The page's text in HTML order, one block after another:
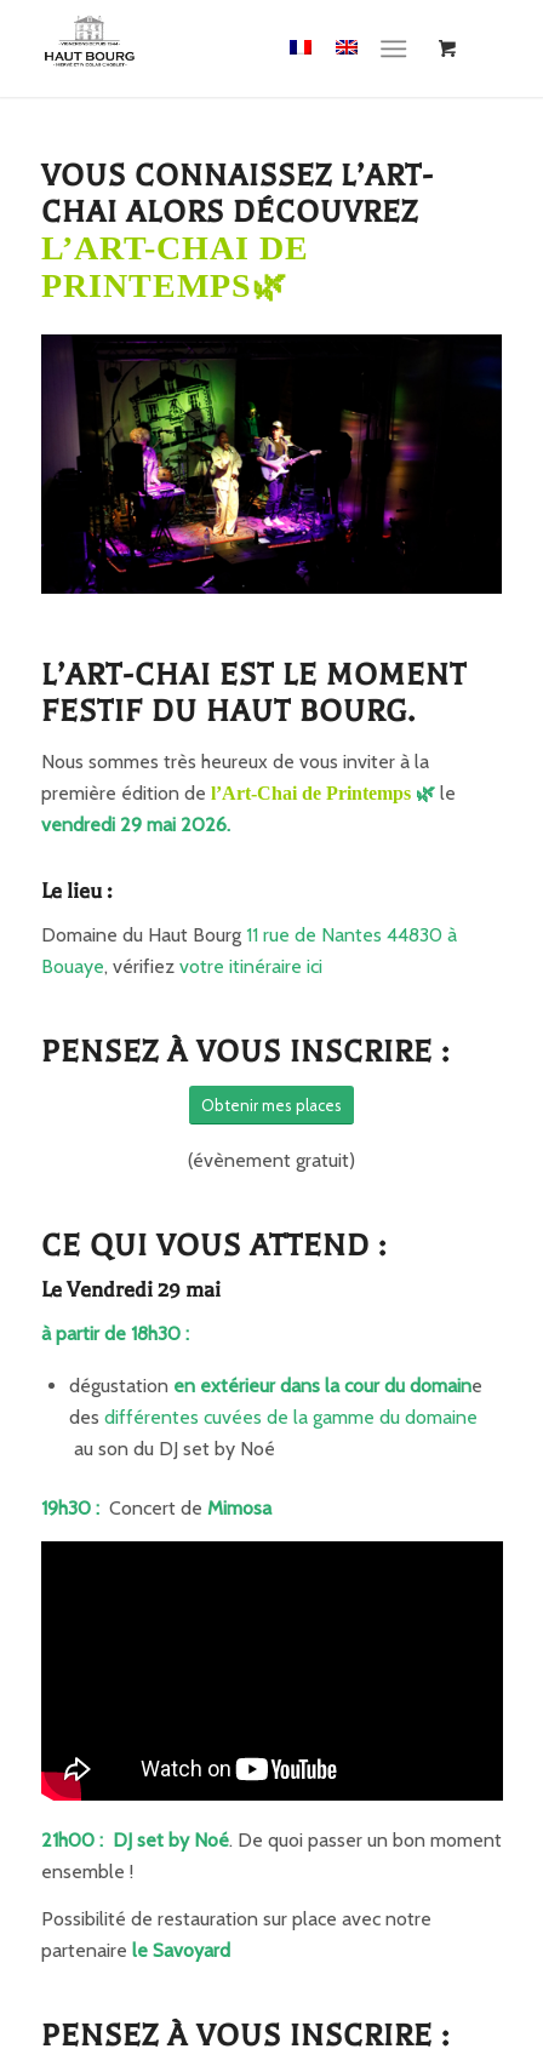
VOUS CONNAISSEZ L’ART-
CHAI ALORS DÉCOUVREZ
L’ART-CHAI DE
PRINTEMPS🌿
L’ART-CHAI EST LE MOMENT
FESTIF DU HAUT BOURG.
Nous sommes très heureux de vous inviter à la
première édition de l’Art-Chai de Printemps🌿le
vendredi 29 mai 2026.
Le lieu :
Domaine du Haut Bourg 11 rue de Nantes 44830 à
Bouaye, vérifiez votre itinéraire ici
PENSEZ À VOUS INSCRIRE :
Obtenir mes places
(évènement gratuit)
CE QUI VOUS ATTEND :
Le Vendredi 29 mai
à partir de 18h30 :
dégustationen extérieur dans la cour du domaine
des différentes cuvées de la gamme du domaine
au son du DJ set by Noé
19h30 :Concert de Mimosa
21h00 : DJ set by Noé. De quoi passer un bon moment
ensemble !
Possibilité de restauration sur place avec notre
partenaire le Savoyard
PENSEZ À VOUS INSCRIRE :
Cookies management panel